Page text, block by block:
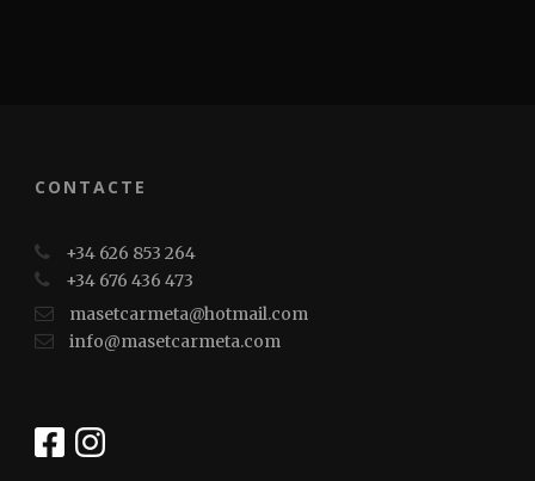
CONTACTE
+34 626 853 264
+34 676 436 473
masetcarmeta@hotmail.com
info@masetcarmeta.com